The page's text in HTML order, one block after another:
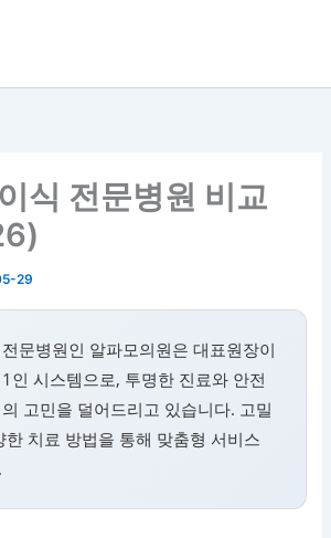
식 전문병원 비교
29
문병원인 알파모의원은 대표원장이
인 시스템으로, 투명한 진료와 안전
고민을 덜어드리고 있습니다. 고밀
한 치료 방법을 통해 맞춤형 서비스